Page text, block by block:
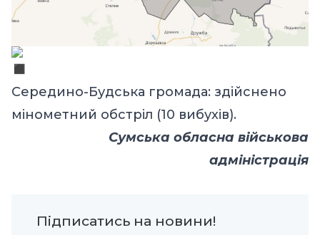
Середино-Будська громада: здійснено
мінометний обстріл (10 вибухів).
Сумська обласна військова
адміністрація
Підписатись на новини!